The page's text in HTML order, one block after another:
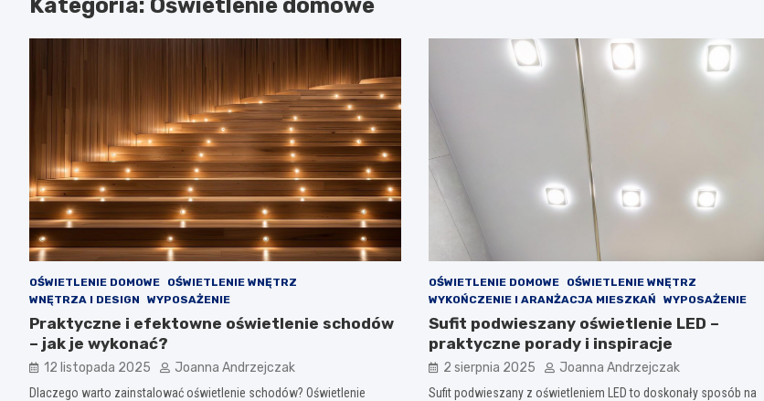
Kategoria: Oświetlenie domowe
OŚWIETLENIE DOMOWE
OŚWIETLENIE WNĘTRZ
WNĘTRZA I DESIGN
WYPOSAŻENIE
Praktyczne i efektowne oświetlenie schodów
– jak je wykonać?
12 listopada 2025 Joanna Andrzejczak
Dlaczego warto zainstalować oświetlenie schodów? Oświetlenie
OŚWIETLENIE DOMOWE
OŚWIETLENIE WNĘTRZ
WYKOŃCZENIE I ARANŻACJA MIESZKAŃ
WYPOSAŻENIE
Sufit podwieszany oświetlenie LED –
praktyczne porady i inspiracje
2 sierpnia 2025 Joanna Andrzejczak
Sufit podwieszany z oświetleniem LED to doskonały sposób na